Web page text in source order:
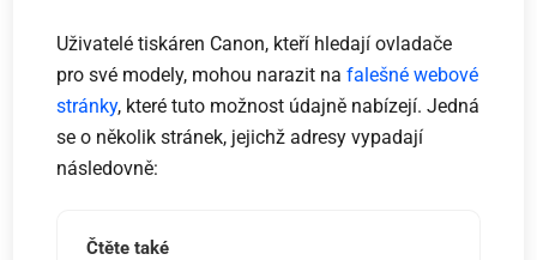
Uživatelé tiskáren Canon, kteří hledají ovladače
pro své modely, mohou narazit nafalešné webové
stránky, které tuto možnost údajně nabízejí. Jedná
se o několik stránek, jejichž adresy vypadají
následovně:
Čtěte také